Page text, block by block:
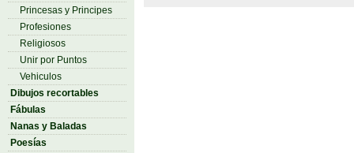
Princesas y Principes
Profesiones
Religiosos
Unir por Puntos
Vehiculos
Dibujos recortables
Fábulas
Nanas y Baladas
Poesías